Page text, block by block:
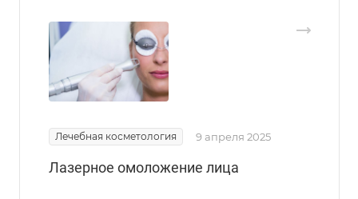
Лечебная косметология 9 апреля 2025
Лазерное омоложение лица